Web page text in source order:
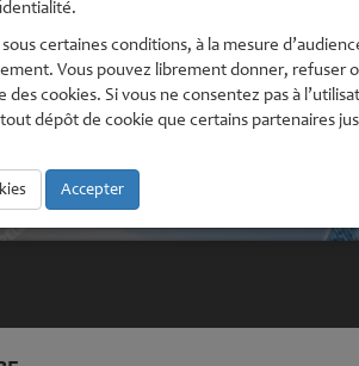
certaines conditions, à la mesure
Vous pouvez librement donner, refuser
cookies. Si vous ne consentez pas à
dépôt de cookie que certains partenaires
Accepter